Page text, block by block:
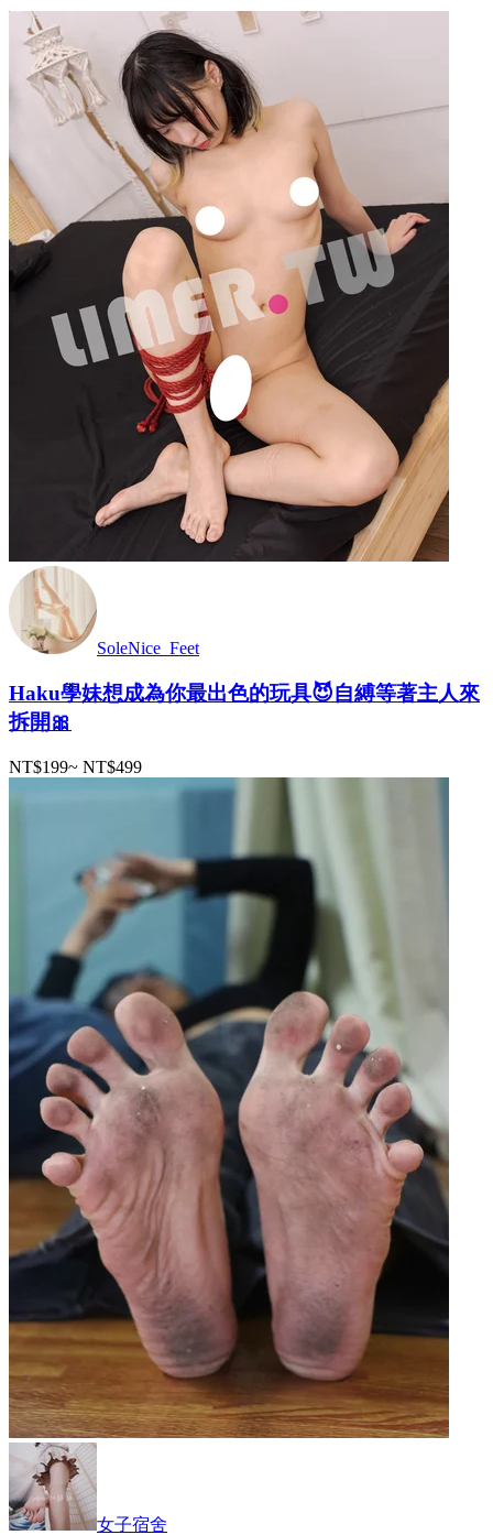
SoleNice_Feet
Haku學妹想成為你最出色的玩具😈自縛等著主人來
拆開🎀
NT$199~ NT$499
女子宿舍